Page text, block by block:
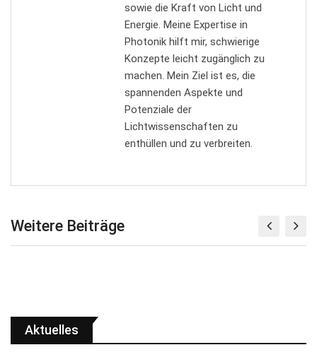
sowie die Kraft von Licht und
Energie. Meine Expertise in
Photonik hilft mir, schwierige
Konzepte leicht zugänglich zu
machen. Mein Ziel ist es, die
spannenden Aspekte und
Potenziale der
Lichtwissenschaften zu
enthüllen und zu verbreiten.
Weitere Beiträge
Aktuelles